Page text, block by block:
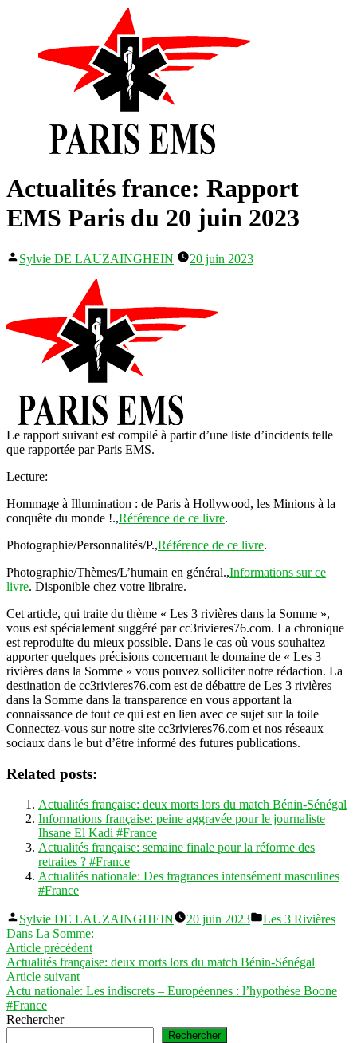
Actualités france: Rapport
EMS Paris du 20 juin 2023
Publié
Sylvie DE LAUZAINGHEIN 20 juin 2023
Le rapport suivant est compilé à partir d’une liste d’incidents telle
que rapportée par Paris EMS.
Lecture:
Hommage à Illumination : de Paris à Hollywood, les Minions à la
conquête du monde !.,Référence de ce livre.
Photographie/Personnalités/P.,Référence de ce livre.
Photographie/Thèmes/L’humain en général.,Informations sur ce
livre. Disponible chez votre libraire.
Cet article, qui traite du thème « Les 3 rivières dans la Somme »,
vous est spécialement suggéré par cc3rivieres76.com. La chronique
est reproduite du mieux possible. Dans le cas où vous souhaitez
apporter quelques précisions concernant le domaine de « Les 3
rivières dans la Somme » vous pouvez solliciter notre rédaction. La
destination de cc3rivieres76.com est de débattre de Les 3 rivières
dans la Somme dans la transparence en vous apportant la
connaissance de tout ce qui est en lien avec ce sujet sur la toile
Connectez-vous sur notre site cc3rivieres76.com et nos réseaux
sociaux dans le but d’être informé des futures publications.
Related posts:
Actualités française: deux morts lors du match Bénin-Sénégal
Informations française: peine aggravée pour le journaliste
Ihsane El Kadi #France
Actualités française: semaine finale pour la réforme des
retraites ? #France
Actualités nationale: Des fragrances intensément masculines
#France
Publié
par
Sylvie DE LAUZAINGHEIN 20 juin 2023
Publié
Les 3 Rivières
Dans La Somme:
Navigation
de
l’article
Article précédentArticle
précédent :
Actualités française: deux morts lors du match Bénin-Sénégal
Article suivantArticle
suivant :
Actu nationale: Les indiscrets – Européennes : l’hypothèse Boone
#France
Rechercher
Rechercher